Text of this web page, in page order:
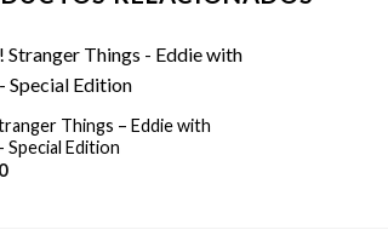
Things – Eddie with
Special Edition